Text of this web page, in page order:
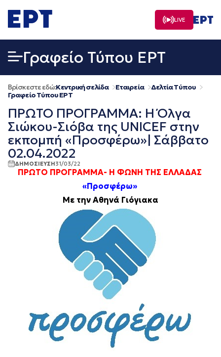
σε
περιεχόμενο
LIVE
Γραφείο Τύπου ΕΡΤ
Βρίσκεστε εδώ:Κεντρική σελίδα Εταιρεία
Δελτία Τύπου
Γραφείο Τύπου ΕΡΤ
ΠΡΩΤΟ ΠΡΟΓΡΑΜΜΑ: Η Όλγα
Σιώκου-Σιόβα της UNICEF στην
εκπομπή «Προσφέρω»| Σάββατο
02.04.2022
ΔΗΜΟΣΙΕΥΣΗ31/03/22
ΠΡΩΤΟ ΠΡΟΓΡΑΜΜΑ- Η ΦΩΝΗ ΤΗΣ ΕΛΛΑΔΑΣ
«Προσφέρω»
Με την Αθηνά Γιόγιακα